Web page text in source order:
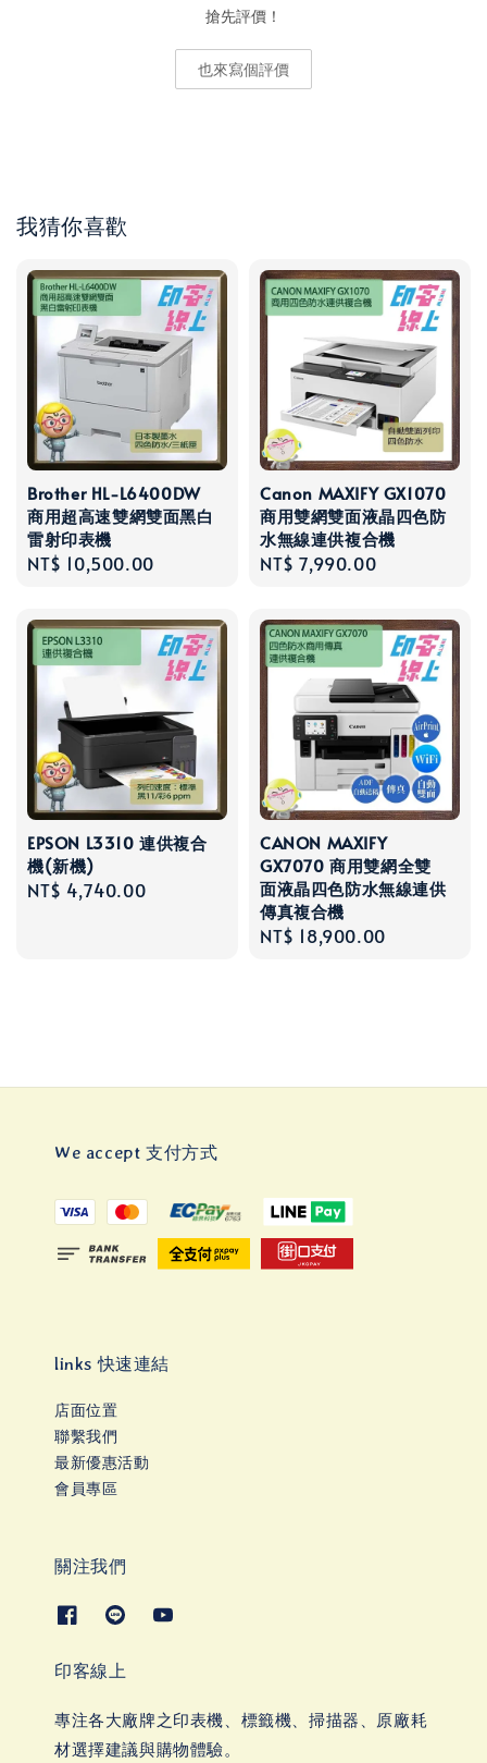
搶先評價！
也來寫個評價
我猜你喜歡
Brother HL-L6400DW
商用超高速雙網雙面黑白
雷射印表機
Regular
NT$ 10,500.00
Canon MAXIFY GX1070
商用雙網雙面液晶四色防
水無線連供複合機
Regular
NT$ 7,990.00
EPSON L3310 連供複合
機(新機)
Regular
NT$ 4,740.00
CANON MAXIFY
GX7070 商用雙網全雙
面液晶四色防水無線連供
傳真複合機
Regular
NT$ 18,900.00
We accept 支付方式
links 快速連結
店面位置
聯繫我們
最新優惠活動
會員專區
關注我們
印客線上
專注各大廠牌之印表機、標籤機、掃描器、原廠耗
材選擇建議與購物體驗。